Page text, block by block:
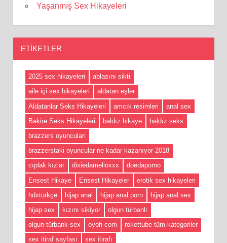
Yaşanmış Sex Hikayeleri
ETIKETLER
2025 sex hikayeleri
ablasını sikti
aile içi sex hikayeleri
aldatan eşler
Aldatanlar Seks Hikayeleri
amcık resimleri
anal sex
Bakire Seks Hikayeleri
baldız hikaye
baldız seks
brazzers oyunculari
brazzerstaki oyuncular ne kadar kazanıyor 2018
cıplak kızlar
dixiedamelioxxx
doedaporno
Ensest Hikaye
Ensest Hikayeler
erotik sex hikayeleri
hdxtürkçe
hijap anal hijap anal porn
hijap anal sex
hijap sex
kızını sikiyor
olgun türbanlı
olgun türbanlı sex
oyoh com
rokettube tüm kategoriler
sex itiraf sayfası
sex itirafı